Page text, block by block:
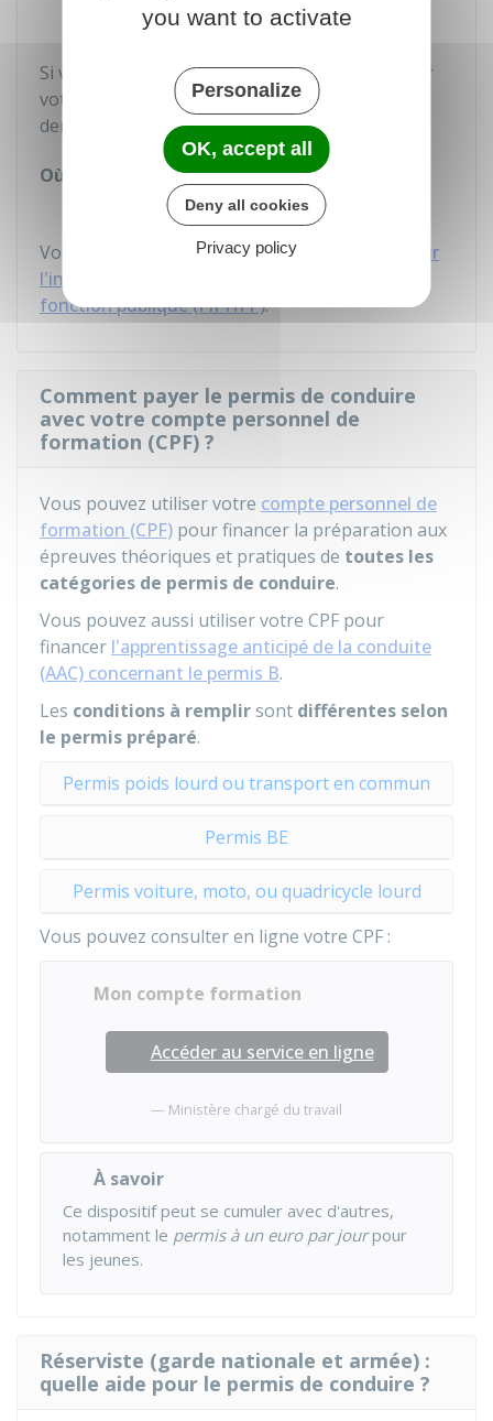
personnes handicapées (MDPH)
Si vous avez besoin du permis de conduire pour
votre projet professionnel, vous pouvez
demander une aide financière à l'Agefiph
Où s'adresser ?
Agefiph
Vous pouvez aussi vous adresser au
Fonds pour
l'insertion des personnes handicapées dans la
fonction publique (FIPHFP).
Comment payer le permis de conduire
avec votre compte personnel de
formation (CPF) ?
Vous pouvez utiliser votre compte personnel de
formation (CPF) pour financer la préparation aux
épreuves théoriques et pratiques de toutes les
catégories de permis de conduire.
Vous pouvez aussi utiliser votre CPF pour
financer l'apprentissage anticipé de la conduite
(AAC) concernant le permis B.
Les conditions à remplirsont différentes selon
le permis préparé.
Permis poids lourd ou transport en commun
Permis BE
Permis voiture, moto, ou quadricycle lourd
Vous pouvez consulter en ligne votre CPF :
Mon compte formation
Accéder au service en ligne
Ministère chargé du travail
À savoir
Ce dispositif peut se cumuler avec d'autres,
notamment le permis à un euro par jourpour
les jeunes.
Réserviste (garde nationale et armée) :
quelle aide pour le permis de conduire ?
you want to activate
Personalize
OK, accept all
Deny all cookies
Privacy policy